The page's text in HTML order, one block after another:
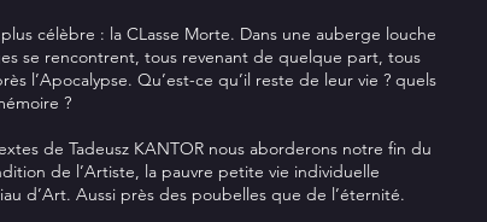
célèbre : la CLasse Morte. Dans une auberge louche
se rencontrent, tous revenant de quelque part, tous
l’Apocalypse. Qu’est-ce qu’il reste de leur vie ? quels
?
de Tadeusz KANTOR nous aborderons notre fin du
de l’Artiste, la pauvre petite vie individuelle
d’Art. Aussi près des poubelles que de l’éternité.